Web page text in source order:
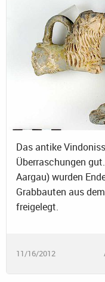
Das antike
Überraschungen
Aargau) wurden
Grabbauten aus
freigelegt.
11/16/2012